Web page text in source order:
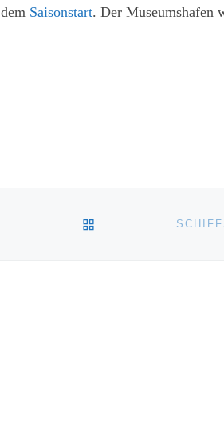
Saisonstart. Der Museumshafen
ZURÜCK ZUR